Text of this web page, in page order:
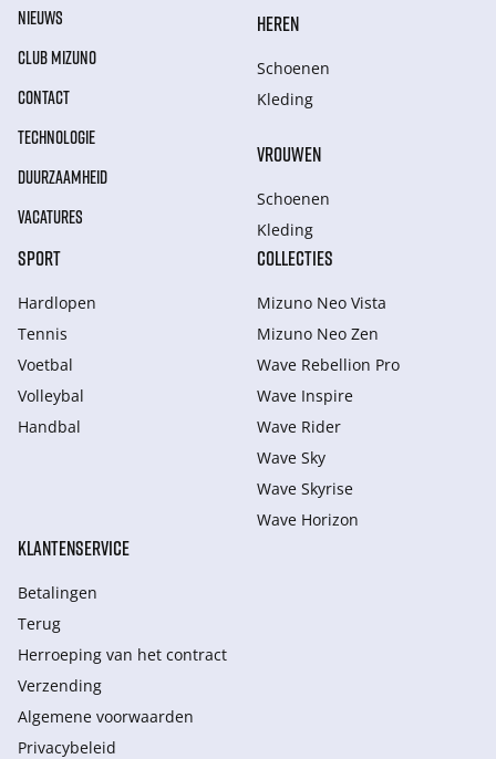
NIEUWS
CLUB MIZUNO
CONTACT
TECHNOLOGIE
DUURZAAMHEID
VACATURES
HEREN
Schoenen
Kleding
VROUWEN
Schoenen
Kleding
SPORT
Hardlopen
Tennis
Voetbal
Volleybal
Handbal
COLLECTIES
Mizuno Neo Vista
Mizuno Neo Zen
Wave Rebellion Pro
Wave Inspire
Wave Rider
Wave Sky
Wave Skyrise
Wave Horizon
KLANTENSERVICE
Betalingen
Terug
Herroeping van het contract
Verzending
Algemene voorwaarden
Privacybeleid